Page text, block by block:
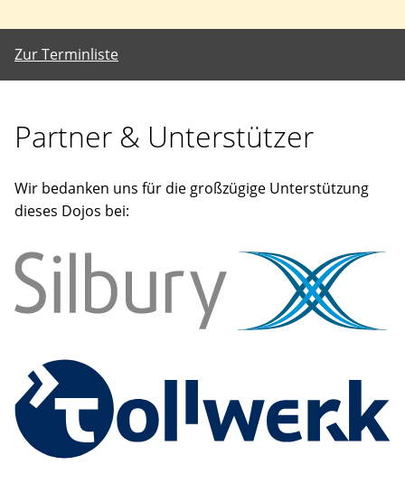
Zur Terminliste
Partner & Unterstützer
Wir bedanken uns für die großzügige Unterstützung
dieses Dojos bei: